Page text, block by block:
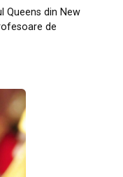
Queens din New
de